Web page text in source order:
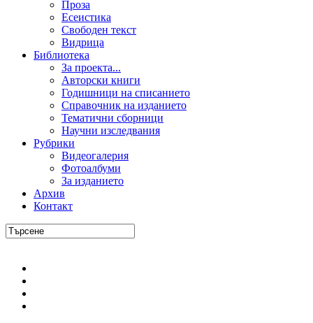
Проза
Есеистика
Свободен текст
Видрица
Библиотека
За проекта...
Авторски книги
Годишници на списанието
Справочник на изданието
Тематични сборници
Научни изследвания
Рубрики
Видеогалерия
Фотоалбуми
За изданието
Архив
Контакт